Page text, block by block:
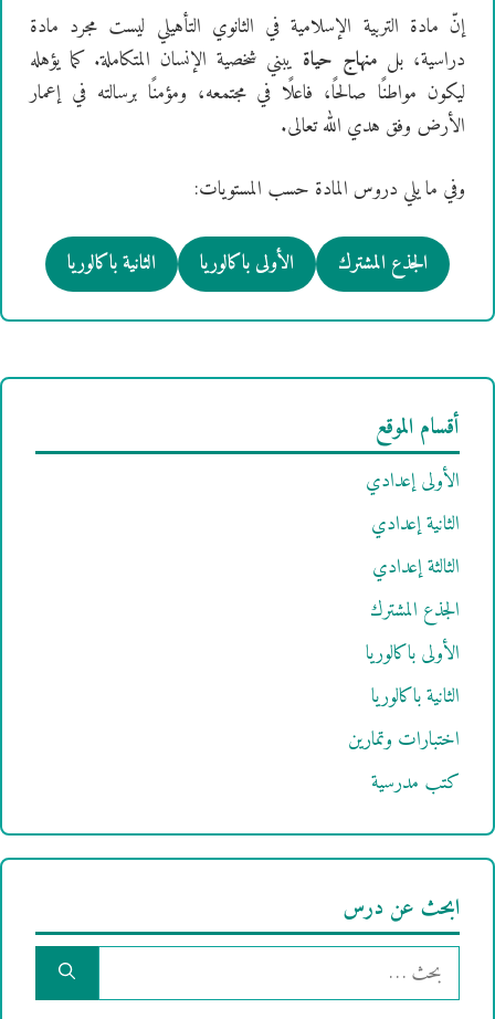
إنّ مادة التربية الإسلامية في الثانوي التأهيلي ليست مجرد مادة
دراسية، بل منهاج حياة يبني شخصية الإنسان المتكاملة. كما يؤهله
ليكون مواطنًا صالحًا، فاعلًا في مجتمعه، ومؤمنًا برسالته في إعمار
الأرض وفق هدي الله تعالى.
وفي ما يلي دروس المادة حسب المستويات:
الجذع المشترك الأولى باكالوريا الثانية باكالوريا
أقسام الموقع
الأولى إعدادي
الثانية إعدادي
الثالثة إعدادي
الجذع المشترك
الأولى باكالوريا
الثانية باكالوريا
اختبارات وتمارين
كتب مدرسية
ابحث عن درس
البحث
عن: